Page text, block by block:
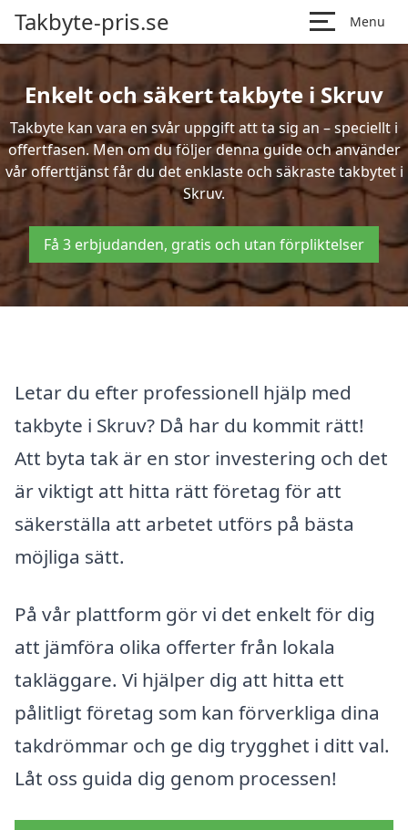
Takbyte-pris.se Menu
Enkelt och säkert takbyte i Skruv
Takbyte kan vara en svår uppgift att ta sig an – speciellt i
offertfasen. Men om du följer denna guide och använder
vår offerttjänst får du det enklaste och säkraste takbytet i
Skruv.
Få 3 erbjudanden, gratis och utan förpliktelser
Letar du efter professionell hjälp med
takbyte i Skruv? Då har du kommit rätt!
Att byta tak är en stor investering och det
är viktigt att hitta rätt företag för att
säkerställa att arbetet utförs på bästa
möjliga sätt.
På vår plattform gör vi det enkelt för dig
att jämföra olika offerter från lokala
takläggare. Vi hjälper dig att hitta ett
pålitligt företag som kan förverkliga dina
takdrömmar och ge dig trygghet i ditt val.
Låt oss guida dig genom processen!